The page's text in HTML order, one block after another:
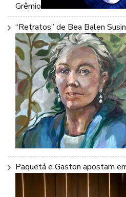
Grêmio
“Retratos” de Bea Balen
Paquetá e Gaston apostam